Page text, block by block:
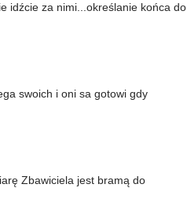
idźcie za nimi...określanie końca do
swoich i oni sa gotowi gdy
Zbawiciela jest bramą do